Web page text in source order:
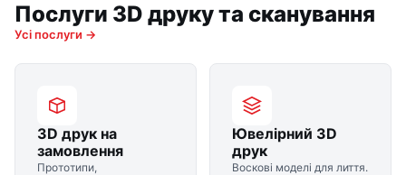
Послуги 3D друку та сканування
Усі послуги →
3D друк на
замовлення
Прототипи,
Ювелірний 3D
друк
Воскові моделі для лиття.